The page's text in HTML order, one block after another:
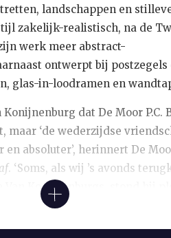
landschappen en
zakelijk-realistisch, na de
werk meer abstract-
ontwerpt bij postzegels
glas-in-loodramen en
dat De Moor P.C.
maar ‘de wederzijdse
en absoluter’, herinnert De
. ‘Soms, als wij ’s avonds
Van Konijnenburgs, stond hij
middeleeuws gedicht, om